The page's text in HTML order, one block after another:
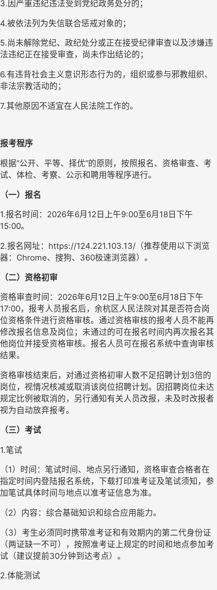
3.因严重违纪违法受到党纪政务处分的；
4.被依法列为失信联合惩戒对象的；
5.尚未解除党纪、政纪处分或正在接受纪律审查以及涉嫌违
法违纪正在接受审查，尚未作出结论的；
6.有违背社会主义意识形态行为的，组织或参与邪教组织、
非法宗教活动的；
7.其他原因不适宜在人民法院工作的。
报考程序
根据“公开、平等、择优”的原则，按照报名、资格审查、考
试、体检、考察、公示和聘用等程序进行。
（一）报名
1.报名时间：2026年6月12日上午9:00至6月18日下午
15:00。
2.报名网址：https://124.221.103.13/（推荐使用以下浏览
器：Chrome、搜狗、360极速浏览器）。
（二）资格初审
资格审查时间：2026年6月12日上午9:00至6月18日下午
17:00，报考人员报名后，余杭区人民法院对其是否符合岗
位资格条件进行资格审核。通过资格审核的报考人员不能再
修改报名信息及岗位；未通过的可在报名时间内再次报名其
他岗位并接受资格审核。报名人员可在报名系统中查询审核
结果。
资格审核结束后，对通过资格初审人数不足招聘计划3倍的
岗位，视情况核减或取消该岗位招聘计划。因招聘岗位未达
规定比例被取消的，另行通知有关人员改报，未及时改报者
视为自动放弃报考。
（三）考试
1.笔试
（1）时间：笔试时间、地点另行通知，资格审查合格者在
指定时间内登陆报名系统，下载打印准考证及笔试须知，参
加笔试具体时间与地点以准考证信息为准。
（2）内容：综合基础知识和综合应用能力。
（3）考生必须同时携带准考证和有效期内的第二代身份证
（两证缺一不可），按照准考证上规定的时间和地点参加考
试（建议提前30分钟到达考点）。
2.体能测试